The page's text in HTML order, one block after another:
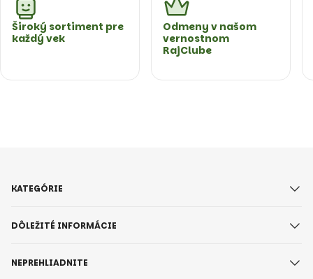
Široký sortiment pre
každý vek
Odmeny v našom
vernostnom
RajClube
KATEGÓRIE
DÔLEŽITÉ INFORMÁCIE
NEPREHLIADNITE